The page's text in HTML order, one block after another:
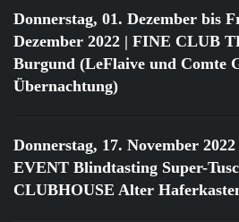
Donnerstag, 01. Dezember bis
Dezember 2022 | FINE CLUB
Burgund (LeFlaive und Comte
Übernachtung)
Donnerstag, 17. November 2022
EVENT Blindtasting Super-
CLUBHOUSE Alter